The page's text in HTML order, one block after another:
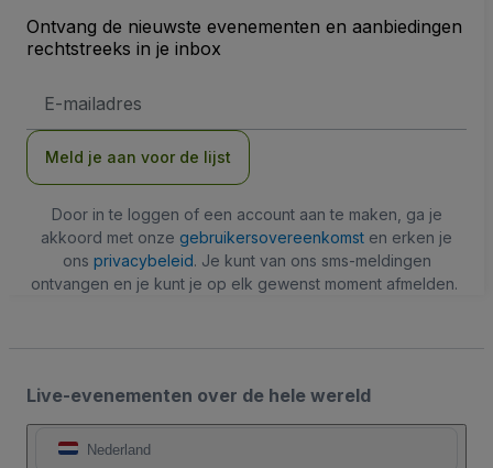
Ontvang de nieuwste evenementen en aanbiedingen
rechtstreeks in je inbox
mailadres
Meld je aan voor de lijst
Door in te loggen of een account aan te maken, ga je
akkoord met onze gebruikersovereenkomst en erken je
ons privacybeleid. Je kunt van ons sms-meldingen
ontvangen en je kunt je op elk gewenst moment afmelden.
Live-evenementen over de hele wereld
Nederland